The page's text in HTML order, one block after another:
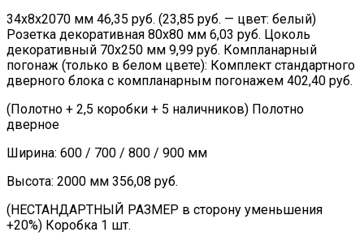
34х8х2070 мм 46,35 руб. (23,85 руб. — цвет: белый)
Розетка декоративная 80х80 мм 6,03 руб. Цоколь
декоративный 70х250 мм 9,99 руб. Компланарный
погонаж (только в белом цвете): Комплект стандартного
дверного блока с компланарным погонажем 402,40 руб.
(Полотно + 2,5 коробки + 5 наличников) Полотно
дверное
Ширина: 600 / 700 / 800 / 900 мм
Высота: 2000 мм 356,08 руб.
(НЕСТАНДАРТНЫЙ РАЗМЕР в сторону уменьшения
+20%) Коробка 1 шт.